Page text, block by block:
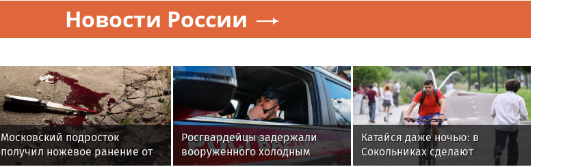
Новости России
Московский подросток
получил ножевое ранение от
Росгвардейцы задержали
вооруженного холодным
Катайся даже ночью: в
Сокольниках сделают